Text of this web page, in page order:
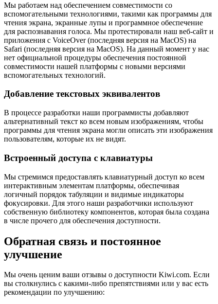
Мы работаем над обеспечением совместимости со
вспомогательными технологиями, такими как программы для
чтения экрана, экранные лупы и программное обеспечение
для распознавания голоса. Мы протестировали наш веб-сайт и
приложения с VoiceOver (последняя версия на MacOS) на
Safari (последняя версия на MacOS). На данный момент у нас
нет официальной процедуры обеспечения постоянной
совместимости нашей платформы с новыми версиями
вспомогательных технологий.
Добавление текстовых эквивалентов
В процессе разработки наши программисты добавляют
альтернативный текст ко всем новым изображениям, чтобы
программы для чтения экрана могли описать эти изображения
пользователям, которые их не видят.
Встроенный доступа с клавиатуры
Мы стремимся предоставлять клавиатурный доступ ко всем
интерактивным элементам платформы, обеспечивая
логичный порядок табуляции и видимые индикаторы
фокусировки. Для этого наши разработчики используют
собственную библиотеку компонентов, которая была создана
в числе прочего для обеспечения доступности.
Обратная связь и постоянное
улучшение
Мы очень ценим ваши отзывы о доступности Kiwi.com. Если
вы столкнулись с какими-либо препятствиями или у вас есть
рекомендации по улучшению: